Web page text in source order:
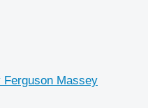
Massey